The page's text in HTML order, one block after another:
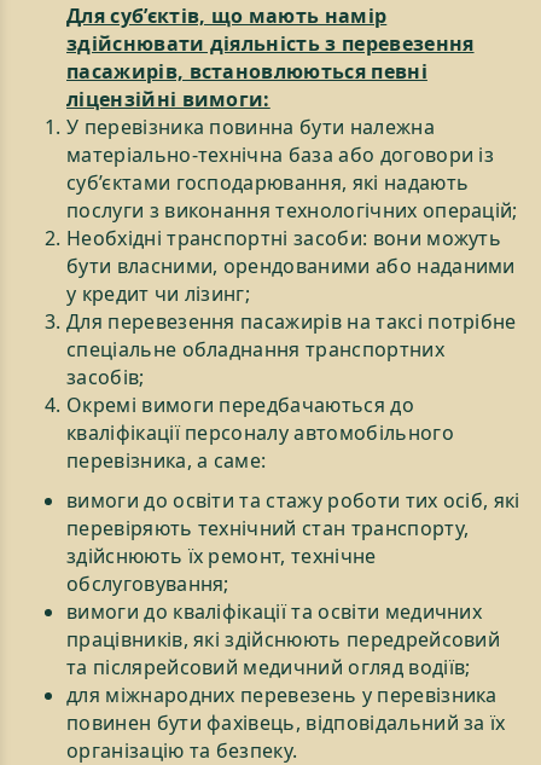
Для суб’єктів, що мають намір
здійснювати діяльність з перевезення
пасажирів, встановлюються певні
ліцензійні вимоги:
У перевізника повинна бути належна
матеріально-технічна база або договори із
суб’єктами господарювання, які надають
послуги з виконання технологічних операцій;
Необхідні транспортні засоби: вони можуть
бути власними, орендованими або наданими
у кредит чи лізинг;
Для перевезення пасажирів на таксі потрібне
спеціальне обладнання транспортних
засобів;
Окремі вимоги передбачаються до
кваліфікації персоналу автомобільного
перевізника, а саме:
вимоги до освіти та стажу роботи тих осіб, які
перевіряють технічний стан транспорту,
здійснюють їх ремонт, технічне
обслуговування;
вимоги до кваліфікації та освіти медичних
працівників, які здійснюють передрейсовий
та післярейсовий медичний огляд водіїв;
для міжнародних перевезень у перевізника
повинен бути фахівець, відповідальний за їх
організацію та безпеку.